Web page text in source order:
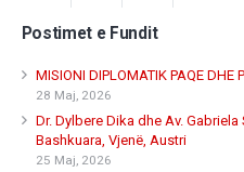
Postimet e Fundit
MISIONI DIPLOMATIK PAQE DHE
28 Maj, 2026
Dr. Dylbere Dika dhe Av.
Bashkuara, Vjenë, Austri
25 Maj, 2026